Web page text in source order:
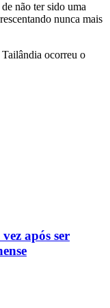
não ter sido uma
nunca mais
ocorreu o
após ser